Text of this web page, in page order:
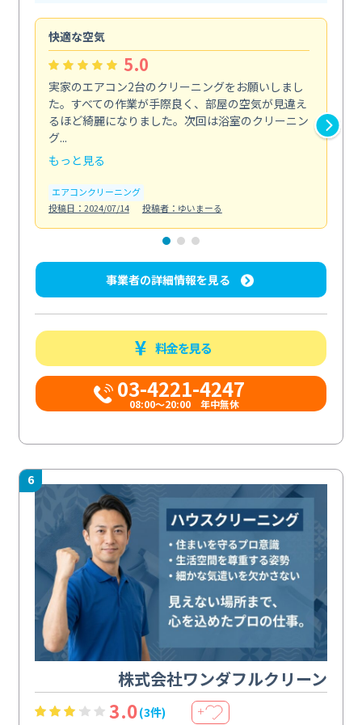
快適な空気
5.0
実家のエアコン2台のクリーニングをお願いしまし
た。すべての作業が手際良く、部屋の空気が見違え
るほど綺麗になりました。次回は浴室のクリーニン
グ...
もっと見る
エアコンクリーニング
投稿日：2024/07/14
投稿者：ゆいまーる
事業者の詳細情報を見る
料金を見る
03-4221-4247
08:00～20:00 年中無休
6
株式会社ワンダフルクリーン
3.0(3件) ＋